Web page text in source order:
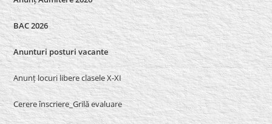
BAC 2026
Anunturi posturi vacante
Anunț locuri libere clasele X-XI
Cerere înscriere_Grilă evaluare